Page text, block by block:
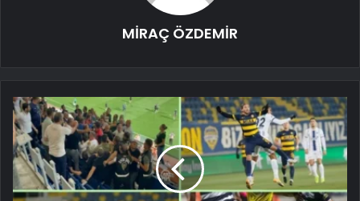
MİRAÇ ÖZDEMİR